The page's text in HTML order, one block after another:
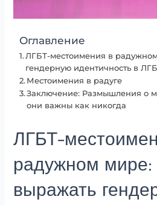
Оглавление
ЛГБТ-местоимения в
гендерную идентичность в
Местоимения в радуге
Заключение: Размышления о
они важны как никогда
ЛГБТ-
радужном мире:
выражать